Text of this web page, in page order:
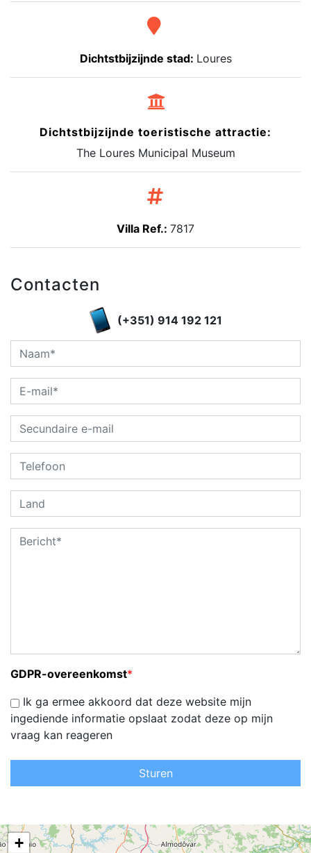
Dichtstbijzijnde stad: Loures
Dichtstbijzijnde toeristische attractie:
The Loures Municipal Museum
Villa Ref.: 7817
Contacten
(+351) 914 192 121
GDPR-overeenkomst*
Ik ga ermee akkoord dat deze website mijn
ingediende informatie opslaat zodat deze op mijn
vraag kan reageren
Sturen
+